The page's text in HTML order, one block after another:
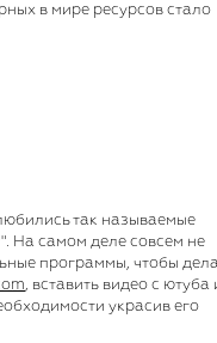
в мире ресурсов стало
так называемые
На самом деле совсем не
программы, чтобы
, вставить видео с ютуба
украсив его